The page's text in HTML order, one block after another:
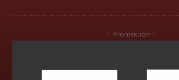
- Promoción -